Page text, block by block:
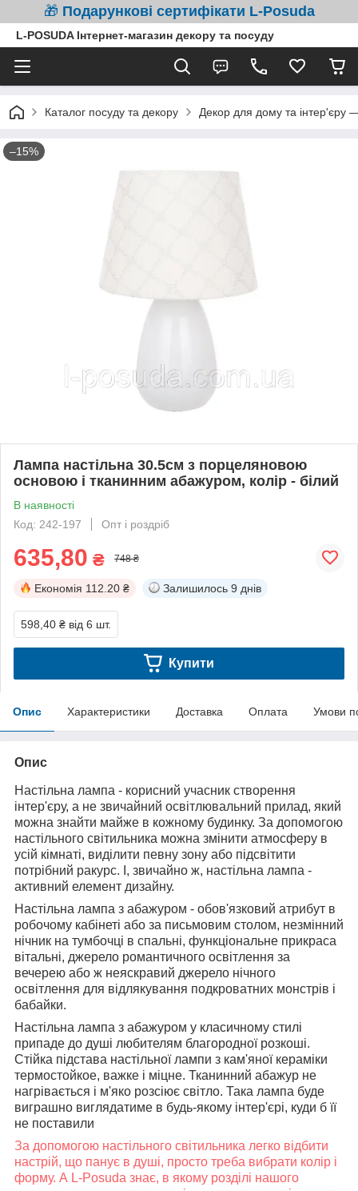
🎁 Подарункові сертифікати L-Posuda
L-POSUDA Інтернет-магазин декору та посуду
Каталог посуду та декору Декор для дому та інтер'єру
–15%
Лампа настільна 30.5см з порцеляновою
основою і тканинним абажуром, колір - білий
В наявності
Код: 242-197
Опт і роздріб
635,80 ₴ 748 ₴
Економія 112.20 ₴ Залишилось 9 днів
598,40 ₴ від 6 шт.
Купити
Опис Характеристики Доставка Оплата Умови
Опис
Настільна лампа - корисний учасник створення
інтер'єру, а не звичайний освітлювальний прилад, який
можна знайти майже в кожному будинку. За допомогою
настільного світильника можна змінити атмосферу в
усій кімнаті, виділити певну зону або підсвітити
потрібний ракурс. І, звичайно ж, настільна лампа -
активний елемент дизайну.
Настільна лампа з абажуром - обов'язковий атрибут в
робочому кабінеті або за письмовим столом, незмінний
нічник на тумбочці в спальні, функціональне прикраса
вітальні, джерело романтичного освітлення за
вечерею або ж неяскравий джерело нічного
освітлення для відлякування подкроватних монстрів і
бабайки.
Настільна лампа з абажуром у класичному стилі
припаде до душі любителям благородної розкоші.
Стійка підстава настільної лампи з кам'яної кераміки
термостойкое, важке і міцне. Тканинний абажур не
нагрівається і м'яко розсіює світло. Така лампа буде
виграшно виглядатиме в будь-якому інтер'єрі, куди б її
не поставили
За допомогою настільного світильника легко відбити
настрій, що панує в душі, просто треба вибрати колір і
форму. А L-Posuda знає, в якому розділі нашого